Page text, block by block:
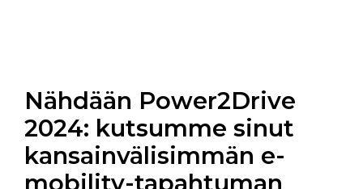
Nähdään Power2Drive
2024: kutsumme sinut
kansainvälisimmän e-
mobility-tapahtuman